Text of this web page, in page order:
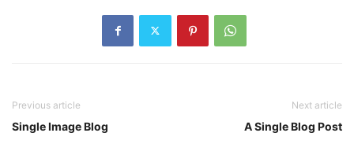
Previous article
Single Image Blog
Next article
A Single Blog Post